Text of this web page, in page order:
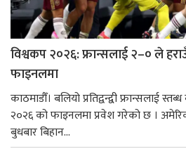
विश्वकप २०२६: फ्रान्सलाई २–० ले
फाइनलमा
काठमाडौँ। बलियो प्रतिद्वन्द्वी फ्रान्सलाई
२०२६ को फाइनलमा प्रवेश गरेको छ ।
बुधबार बिहान...